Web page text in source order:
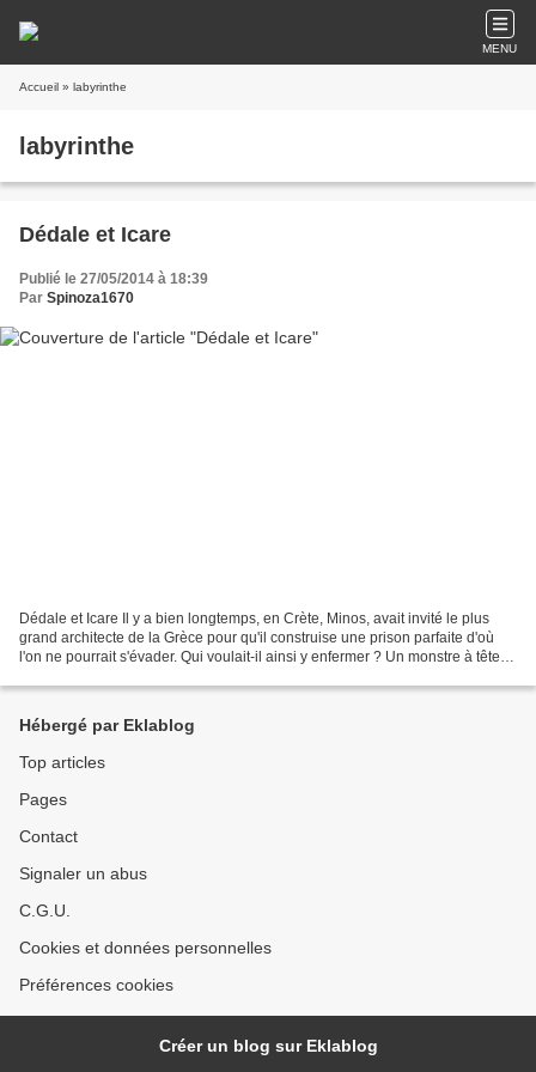
MENU
Accueil » labyrinthe
labyrinthe
Dédale et Icare
Publié le 27/05/2014 à 18:39
Par Spinoza1670
Dédale et Icare Il y a bien longtemps, en Crète, Minos, avait invité le plus
grand architecte de la Grèce pour qu'il construise une prison parfaite d'où
l'on ne pourrait s'évader. Qui voulait-il ainsi y enfermer ? Un monstre à tête
Hébergé par Eklablog
Top articles
Pages
Contact
Signaler un abus
C.G.U.
Cookies et données personnelles
Préférences cookies
Créer un blog sur Eklablog